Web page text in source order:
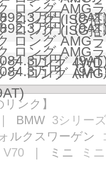
万円
ロング AMG
万円
ロング (ISG
ロング (ISG
ロング AMG
万円
ロング AMG
万円
ク ロング
ク ロング
ンク】
BMW 3シリー
ルクスワーゲン
V70 ｜ ミニ ミニ